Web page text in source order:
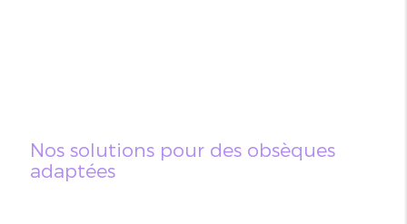
Nos solutions pour des obsèques
adaptées